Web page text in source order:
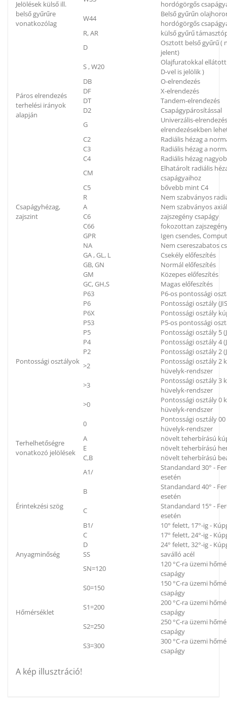
Jelölések külső ill.
belső gyűrűre
vonatkozólag
hordógörgős
W44
Belső gyűrűn
hordógörgős
R, AR
külső gyűrű
D
Osztott belső gyűrű (
jelent)
S , W20
Olajfuratokkal
D-vel is jelölik )
Páros elrendezés
terhelési irányok
alapján
DB
O-elrendezés
DF
X-elrendezés
DT
Tandem-elrendezés
D2
Csapágypárosítással
G
Univerzális-
elrendezésekben
Csapágyhézag,
zajszint
C2
Radiális hézag a
C3
Radiális hézag a
C4
Radiális hézag
CM
Elhatárolt radiális
csapágyaihoz
C5
bővebb mint C4
R
Nem szabványos
A
Nem szabványos
C6
zajszegény csapágy
C66
fokozottan
GPR
Igen csendes,
NA
Nem csereszabatos
GA , GL, L
Csekély előfeszítés
GB, GN
Normál előfeszítés
GM
Közepes előfeszítés
GC, GH,S
Magas előfeszítés
Pontossági osztályok
P63
P6-os pontossági
P6
Pontossági osztály
P6X
Pontossági osztály
P53
P5-os pontossági
P5
Pontossági osztály 5
P4
Pontossági osztály 4
P2
Pontossági osztály 2
>2
Pontossági osztály 2
hüvelyk-rendszer
>3
Pontossági osztály 3
hüvelyk-rendszer
>0
Pontossági osztály 0
hüvelyk-rendszer
0
Pontossági osztály
hüvelyk-rendszer
Terhelhetőségre
vonatkozó jelölések
A
növelt teherbírású
E
növelt teherbírású
C,B
növelt teherbírású
Érintekzési szög
A1/
Standandard 30° -
esetén
B
Standandard 40° -
esetén
C
Standandard 15° -
esetén
B1/
10° felett, 17°-ig -
C
17° felett, 24°-ig -
D
24° felett, 32°-ig -
Anyagminőség
SS saválló acél
Hőmérséklet
SN=120
120 °C-ra üzemi
csapágy
S0=150
150 °C-ra üzemi
csapágy
S1=200
200 °C-ra üzemi
csapágy
S2=250
250 °C-ra üzemi
csapágy
S3=300
300 °C-ra üzemi
csapágy
A kép illusztráció!